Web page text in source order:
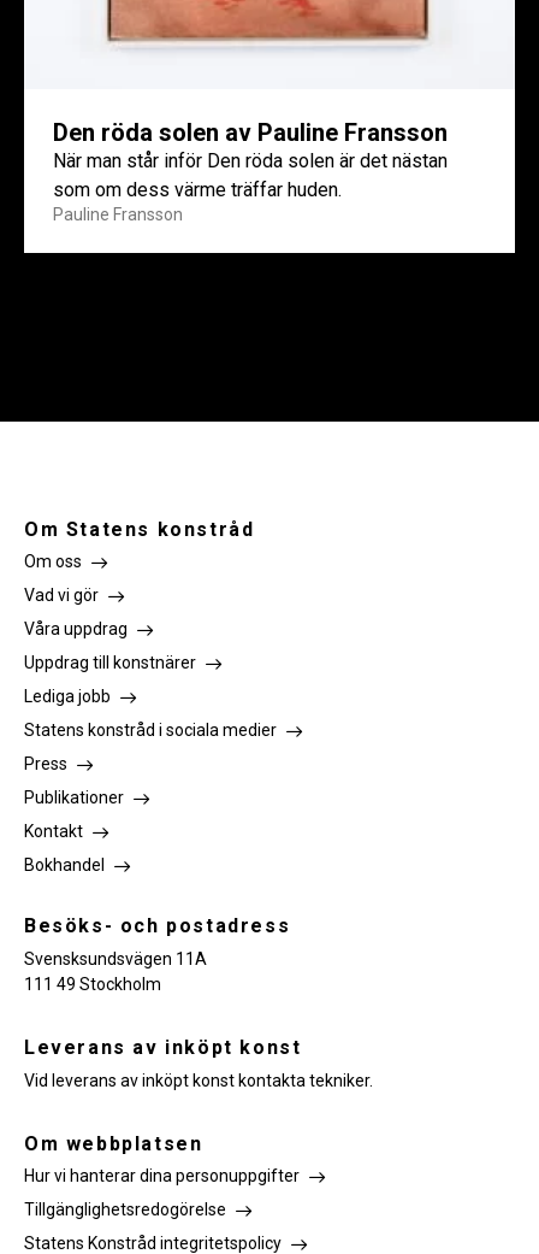
Den röda solen av Pauline Fransson
När man står inför Den röda solen är det nästan
som om dess värme träffar huden.
Pauline Fransson
Om Statens konstråd
Om oss
Vad vi gör
Våra uppdrag
Uppdrag till konstnärer
Lediga jobb
Statens konstråd i sociala medier
Press
Publikationer
Kontakt
Bokhandel
Besöks- och postadress
Svensksundsvägen 11A
111 49 Stockholm
Leverans av inköpt konst
Vid leverans av inköpt konst kontakta tekniker.
Om webbplatsen
Hur vi hanterar dina personuppgifter
Tillgänglighetsredogörelse
Statens Konstråd integritetspolicy